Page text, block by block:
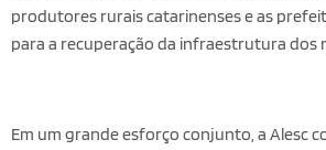
produtores rurais catarinenses e as
para a recuperação da infraestrutura dos
Em um grande esforço conjunto, a Alesc